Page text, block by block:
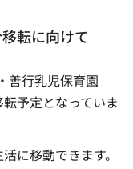
転に向けて
善行乳児保育園
予定となっていま
に移動できます。